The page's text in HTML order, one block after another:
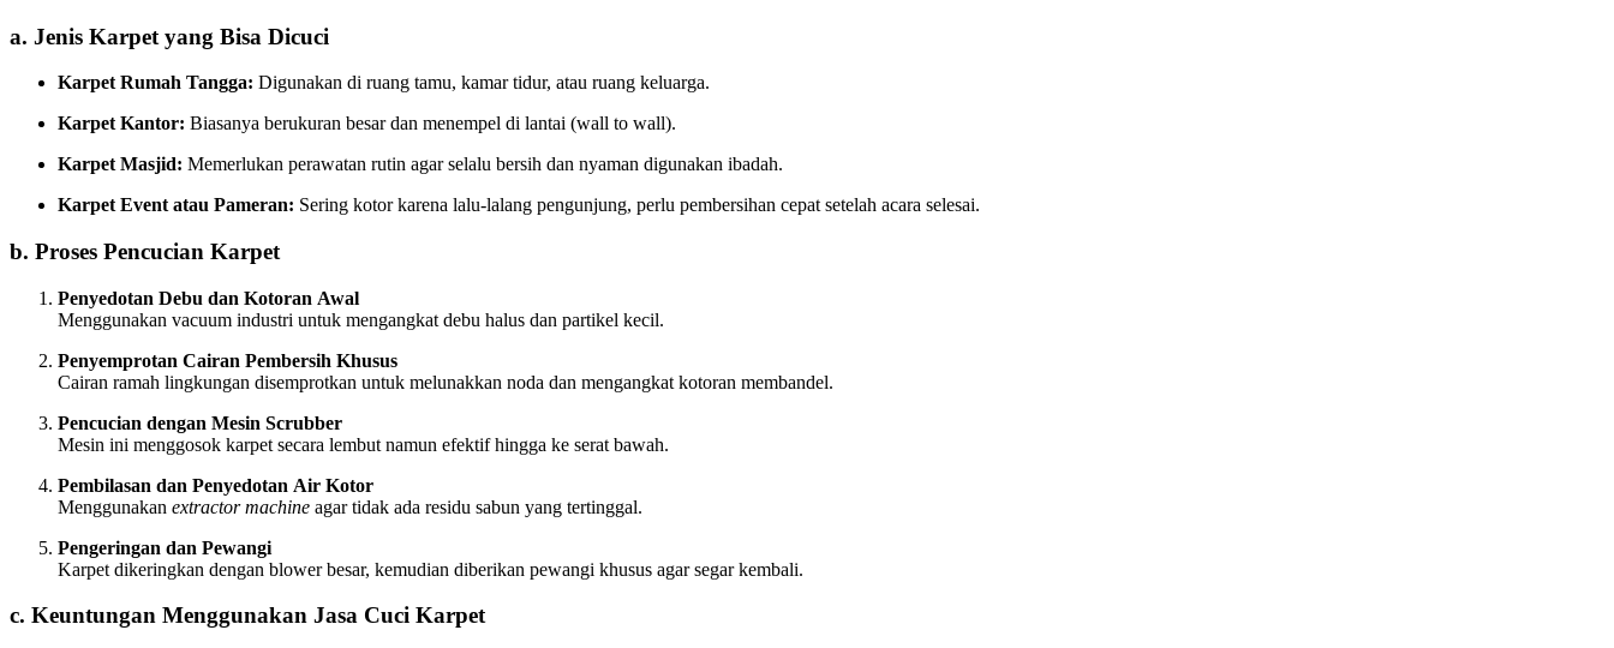
a. Jenis Karpet yang Bisa Dicuci
Karpet Rumah Tangga: Digunakan di ruang tamu, kamar tidur, atau ruang keluarga.
Karpet Kantor: Biasanya berukuran besar dan menempel di lantai (wall to wall).
Karpet Masjid: Memerlukan perawatan rutin agar selalu bersih dan nyaman digunakan ibadah.
Karpet Event atau Pameran: Sering kotor karena lalu-lalang pengunjung, perlu pembersihan cepat setelah acara selesai.
b. Proses Pencucian Karpet
Penyedotan Debu dan Kotoran Awal
Menggunakan vacuum industri untuk mengangkat debu halus dan partikel kecil.
Penyemprotan Cairan Pembersih Khusus
Cairan ramah lingkungan disemprotkan untuk melunakkan noda dan mengangkat kotoran membandel.
Pencucian dengan Mesin Scrubber
Mesin ini menggosok karpet secara lembut namun efektif hingga ke serat bawah.
Pembilasan dan Penyedotan Air Kotor
Menggunakan extractor machine agar tidak ada residu sabun yang tertinggal.
Pengeringan dan Pewangi
Karpet dikeringkan dengan blower besar, kemudian diberikan pewangi khusus agar segar kembali.
c. Keuntungan Menggunakan Jasa Cuci Karpet